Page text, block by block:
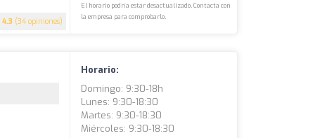
4.3 (34 opiniones)
El horario podría estar desactualizado. Contacta con
la empresa para comprobarlo.
Horario:
Domingo: 9:30-18h
Lunes: 9:30-18:30
Martes: 9:30-18:30
Miércoles: 9:30-18:30